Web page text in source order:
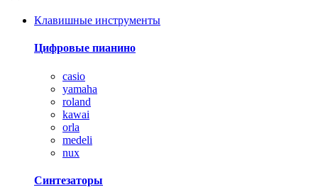
Клавишные инструменты
Цифровые пианино
casio
yamaha
roland
kawai
orla
medeli
nux
Синтезаторы